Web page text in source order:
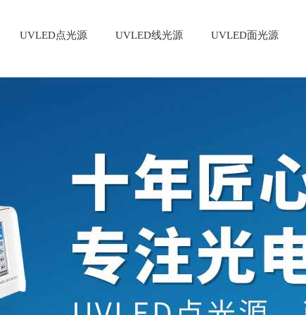
UVLED点光源 UVLED线光源 UVLED面光源